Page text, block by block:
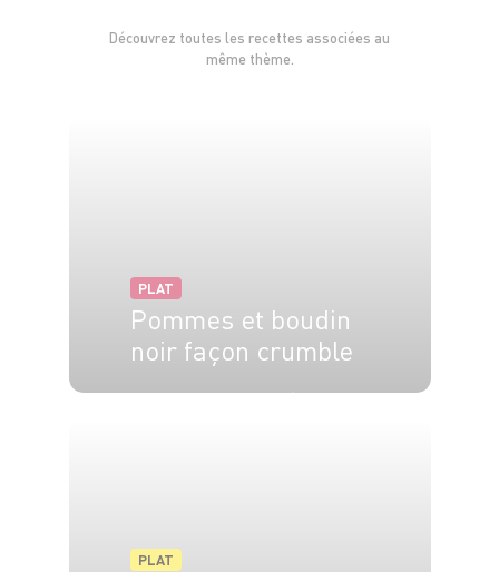
Découvrez toutes les recettes associées au
même thème.
PLAT
Pommes et boudin
noir façon crumble
PLAT